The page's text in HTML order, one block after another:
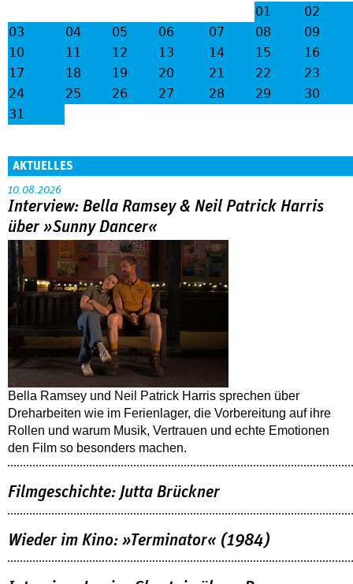
01
02
03
04 05 06 07 08
09
10
11 12 13 14 15
16
17
18 19 20 21 22
23
24
25 26 27 28 29
30
31
AKTUELLES
10.08.2026
Interview: Bella Ramsey & Neil Patrick Harris
über »Sunny Dancer«
Bella Ramsey und Neil Patrick Harris sprechen über
Dreharbeiten wie im Ferienlager, die Vorbereitung auf ihre
Rollen und warum Musik, Vertrauen und echte Emotionen
den Film so besonders machen.
Filmgeschichte: Jutta Brückner
Wieder im Kino: »Terminator« (1984)